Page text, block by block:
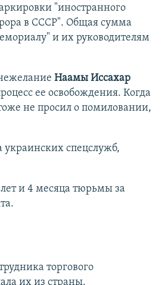
"иностранного
в СССР". Общая сумма
и их руководителям
Наамы Иссахар
ее освобождения. Когда
не просил о помиловании,
украинских спецслужб,
и 4 месяца тюрьмы за
торгового
их из страны.